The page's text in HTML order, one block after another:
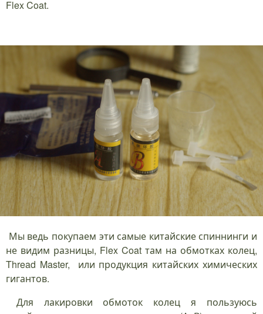
Flex Coat.
Мы ведь покупаем эти самые китайские спиннинги и
не видим разницы, Flex Coat там на обмотках колец,
Thread Master, или продукция китайских химических
гигантов.
Для лакировки обмоток колец я пользуюсь